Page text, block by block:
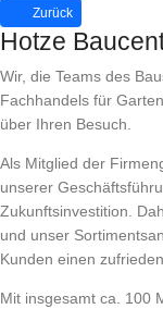
Zurück
Hotze
Wir, die Teams des
Fachhandels für
über Ihren Besuch.
Als Mitglied der
unserer
Zukunftsinvestition.
und unser
Kunden einen
Mit insgesamt ca. 100